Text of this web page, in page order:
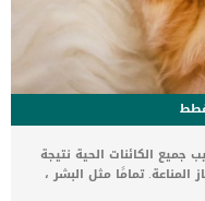
الكائنات الحية نتيجة
تمامًا مثل البشر ،